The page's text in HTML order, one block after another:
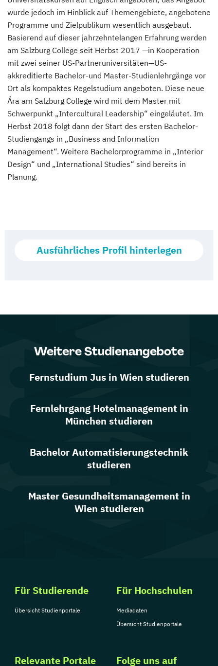
wurde jedoch im Hinblick auf Themengebiete, angebotene
Programme und Zielpublikum wesentlich ausgebaut.
Basierend auf dieser jahrzehntelangen Erfahrung werden
am Salzburg College seit Herbst 2017 —in Kooperation
mit zwei seiner US-Partneruniversitäten—US-
akkreditierte Bachelor-und Master-Studienlehrgänge vor
Ort als kompaktes Regelstudium angeboten. Diese neue
Ära am Salzburg College wird mit dem Master mit
Schwerpunkt „Intercultural Leadership“ eingeläutet. Im
Herbst 2018 folgt dann der Start des ersten Bachelor-
Studiengangs in „Business and Information
Management“. Weitere Bachelorprogramme in „Interior
Design“ und „International Studies“ sind bereits in
Planung.
Ausführliches Profil hinterlegen
Weitere Studienangebote
Fernstudium Jus in Wien studieren
Fernlehrgang Hotelmanagement in
München studieren
Bachelor Automatisierungstechnik
studieren
Master Gesundheitsmanagement in
Wien studieren
Für Studierende
Übersicht Studienportale
Für Hochschulen
Mediadaten
Übersicht Studienportale
Relevante Portale Folge uns auf